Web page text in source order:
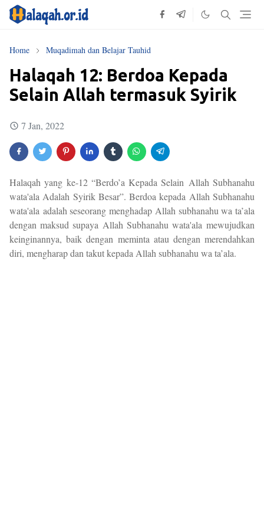
Home Muqadimah dan Belajar Tauhid
Halaqah 12: Berdoa Kepada
Selain Allah termasuk Syirik
7 Jan, 2022
Halaqah yang ke-12 “Berdo’a Kepada Selain Allah Subhanahu
wata'ala Adalah Syirik Besar”. Berdoa kepada Allah Subhanahu
wata'ala adalah seseorang menghadap Allah subhanahu wa ta’ala
dengan maksud supaya Allah Subhanahu wata'ala mewujudkan
keinginannya, baik dengan meminta atau dengan merendahkan
diri, mengharap dan takut kepada Allah subhanahu wa ta’ala.